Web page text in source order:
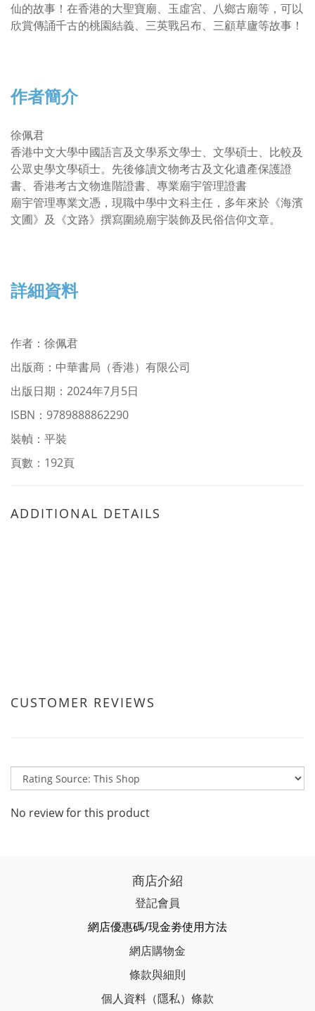
仙的故事！在香港的大聖寶廟、玉虛宮、八鄉古廟等，可以
欣賞傳誦千古的桃園結義、三英戰呂布、三顧草廬等故事！
作者簡介
徐佩君
香港中文大學中國語言及文學系文學士、文學碩士、比較及
公眾史學文學碩士。先後修讀文物考古及文化遺產保護證
書、香港考古文物進階證書、專業廟宇管理證書
廟宇管理專業文憑，現職中學中文科主任，多年來於《海濱
文圃》及《文路》撰寫圍繞廟宇裝飾及民俗信仰文章。
詳細資料
作者 ： 徐佩君
出版商：中華書局（香港）有限公司
出版日期：2024年7月5日
ISBN：9789888862290
裝幀：平裝
頁數：192頁
ADDITIONAL DETAILS
CUSTOMER REVIEWS
No review for this product
商店介紹
登記會員
網店優惠碼/現金劵使用方法
網店購物金
條款與細則
個人資料（隱私）條款